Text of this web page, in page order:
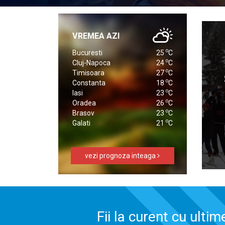
VREMEA AZI
Bucuresti 25 oC
Cluj-Napoca
24 oC
Timisoara
27oC
Constanta
18 oC
Iasi
23 oC
Oradea
26 oC
Brasov
23 oC
Galati
21 oC
vezi prognoza inteaga
Fii la curent cu